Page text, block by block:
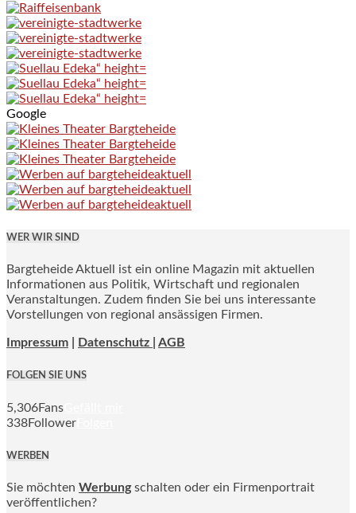
Google
WER WIR SIND
Bargteheide Aktuell ist ein online Magazin mit aktuellen
Informationen aus Politik, Wirtschaft und regionalen
Veranstaltungen. Zudem finden Sie bei uns interessante
Vorstellungen von regional ansässigen Firmen.
Impressum Datenschutz | AGB
FOLGEN SIE UNS
5,306Fans
338Follower
WERBEN
Sie möchten Werbung schalten oder ein Firmenportrait
veröffentlichen?